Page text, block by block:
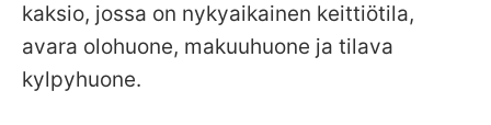
kaksio, jossa on nykyaikainen keittiötila,
avara olohuone, makuuhuone ja tilava
kylpyhuone.